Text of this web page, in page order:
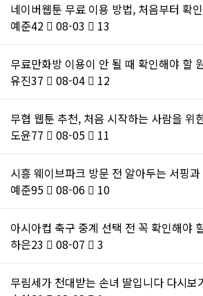
네이버웹툰 무료 이용 방법, 처음부터 확
예준42
08-03 13
무료만화방 이용이 안 될 때 확인해야 할
유진37
08-04 12
무협 웹툰 추천, 처음 시작하는 사람을 위
도윤77
08-05 11
시흥 웨이브파크 방문 전 알아두는 서핑
예준95
08-06 10
아시아컵 축구 중계 선택 전 꼭 확인해야
하은23
08-07 3
무림세가 천대받는 손녀 딸입니다 다시